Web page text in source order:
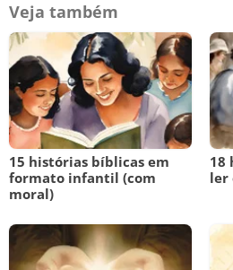
Veja também
15 histórias bíblicas em
formato infantil (com
moral)
18
ler